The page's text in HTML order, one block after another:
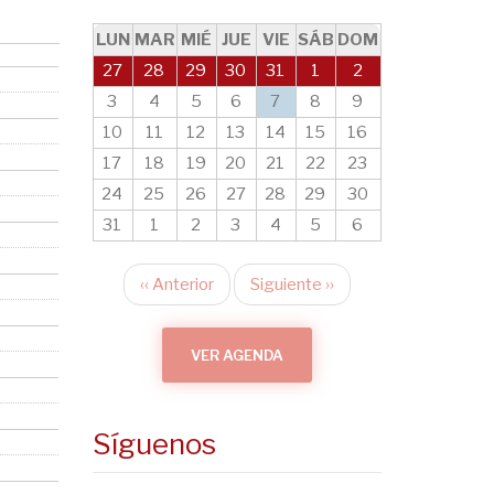
LUN MAR MIÉ JUE VIE SÁB DOM
27
28 29 30 31 1
2
3
4 5 6 7 8
9
10
11 12 13 14 15
16
17
18 19 20 21 22
23
24
25 26 27 28 29
30
31
1 2 3 4 5 6
Paginación
‹‹ Anterior Siguiente ››
VER AGENDA
Síguenos